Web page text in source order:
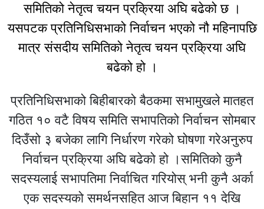
समितिको नेतृत्व चयन प्रक्रिया अघि बढेको छ ।
यसपटक प्रतिनिधिसभाको निर्वाचन भएको नौ महिनापछि
मात्र संसदीय समितिको नेतृत्व चयन प्रक्रिया अघि
बढेको हो ।
प्रतिनिधिसभाको बिहीबारको बैठकमा सभामुखले मातहत
गठित १० वटै विषय समिति सभापतिको निर्वाचन सोमबार
दिउँसो ३ बजेका लागि निर्धारण गरेको घोषणा गरेअनुरुप
निर्वाचन प्रक्रिया अघि बढेको हो ।समितिको कुनै
सदस्यलाई सभापतिमा निर्वाचित गरियोस् भनी कुनै अर्का
एक सदस्यको समर्थनसहित आज बिहान ११ देखि